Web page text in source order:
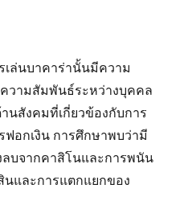
เล่นบาคาร่านั้นมีความ
วามสัมพันธ์ระหว่างบุคคล
นสังคมที่เกี่ยวข้องกับการ
อกเงิน การศึกษาพบว่ามี
บจากคาสิโนและการพนัน
นและการแตกแยกของ